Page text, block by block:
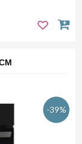
-39%